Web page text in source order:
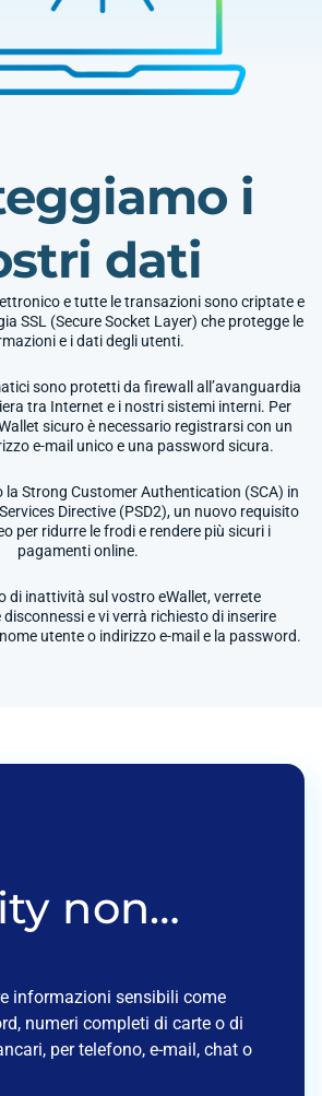
i
dati
e tutte le transazioni sono criptate e
SSL (Secure Socket Layer) che protegge le
e i dati degli utenti.
sono protetti da firewall all’avanguardia
tra Internet e i nostri sistemi interni. Per
sicuro è necessario registrarsi con un
e-mail unico e una password sicura.
Strong Customer Authentication (SCA) in
Directive (PSD2), un nuovo requisito
per ridurre le frodi e rendere più sicuri i
pagamenti online.
di inattività sul vostro eWallet, verrete
e vi verrà richiesto di inserire
utente o indirizzo e-mail e la password.
non…
informazioni sensibili come
numeri completi di carte o di
per telefono, e-mail, chat o